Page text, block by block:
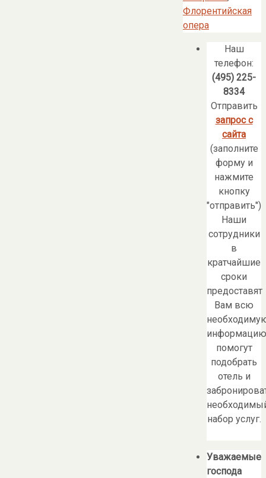
Флорентийская
опера
Наш
телефон:
(495) 225-
8334
Отправить
запрос с
сайта
(заполните
форму и
нажмите
кнопку
"отправить")
Наши
сотрудники
в
кратчайшие
сроки
предоставят
Вам всю
помогут
подобрать
отель и
набор услуг.
Уважаемые
господа